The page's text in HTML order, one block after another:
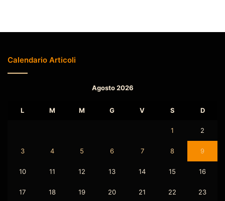
Calendario Articoli
Agosto 2026
L M M G V S D
1 2
3 4 5 6 7 8 9
10 11 12 13 14 15 16
17 18 19 20 21 22 23